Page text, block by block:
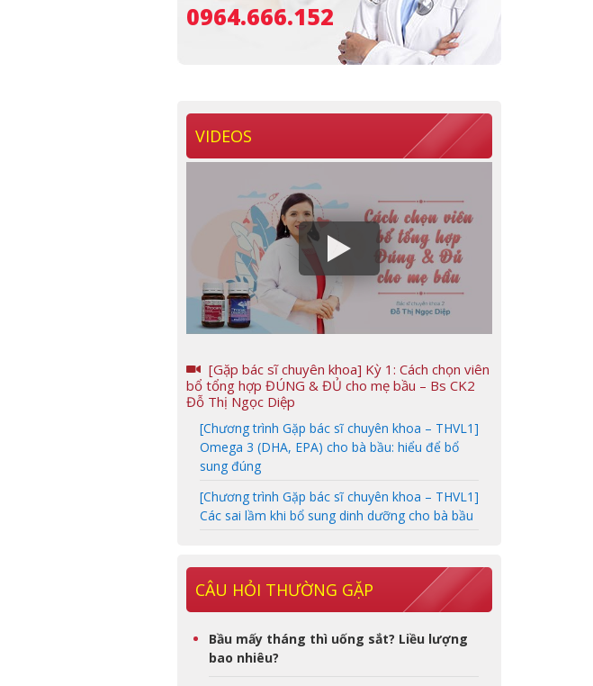
0964.666.152
VIDEOS
[Gặp bác sĩ chuyên khoa] Kỳ 1: Cách chọn viên
bổ tổng hợp ĐÚNG & ĐỦ cho mẹ bầu – Bs CK2
Đỗ Thị Ngọc Diệp
[Chương trình Gặp bác sĩ chuyên khoa – THVL1]
Omega 3 (DHA, EPA) cho bà bầu: hiểu để bổ
sung đúng
[Chương trình Gặp bác sĩ chuyên khoa – THVL1]
Các sai lầm khi bổ sung dinh dưỡng cho bà bầu
CÂU HỎI THƯỜNG GẶP
Bầu mấy tháng thì uống sắt? Liều lượng
bao nhiêu?